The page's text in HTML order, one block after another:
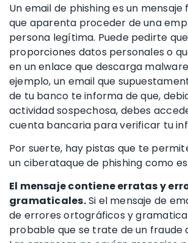
Un email de phishinges un mensaje
que aparenta proceder de una
persona legítima. Puede pedirte que
proporciones datos personales o
en un enlace que descarga malware
ejemplo, un email que
de tu banco te informa de que,
actividad sospechosa, debes
cuenta bancaria para verificar tu
Por suerte, hay pistas que te
un ciberataquede phishing como
El mensaje contiene erratas y
gramaticales.Si el mensaje de
de errores ortográficos y
probable que se trate de un fraude